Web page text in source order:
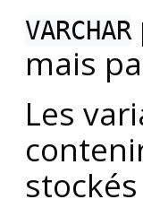
VARCHAR
mais
Les